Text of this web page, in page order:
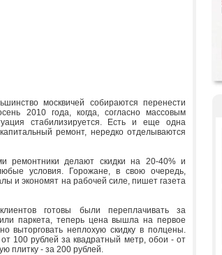
москвичей собираются перенести
2010 года, когда, согласно массовым
стабилизируется. Есть и еще одна
ремонт, нередко отделываются
ремонтники делают скидки на 20-40% и
условия. Горожане, в свою очередь,
и экономят на рабочей силе, пишет газета
готовы были переплачивать за
паркета, теперь цена вышла на первое
выторговать неплохую скидку в полцены.
100 рублей за квадратный метр, обои - от
плитку - за 200 рублей.